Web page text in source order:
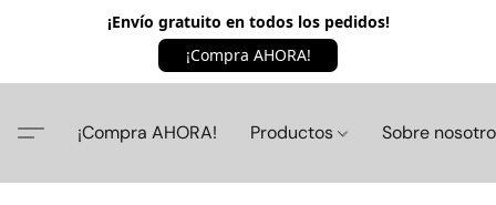
¡Envío gratuito en todos los pedidos!
¡Compra AHORA!
¡Compra AHORA! Productos Sobre